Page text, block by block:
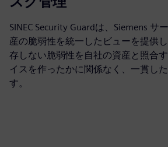
SINEC Security Guardは、Siemens サ
産の脆弱性を統一したビューを提供
存しない脆弱性を自社の資産と照合
イスを作ったかに関係なく、一貫し
す。